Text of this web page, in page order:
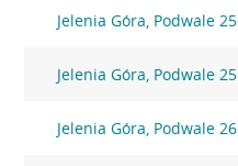
Jelenia Góra, Podwale 25
Jelenia Góra, Podwale 25
Jelenia Góra, Podwale 26